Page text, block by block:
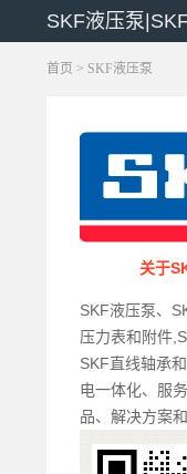
SKF液压泵
首页 > SKF液压泵
关于
SKF液压泵、
压力表和附件
SKF直线轴承
电一体化、服
品、解决方案